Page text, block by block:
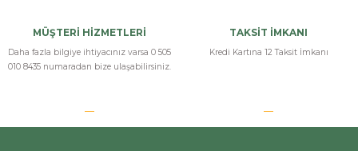
MÜŞTERİ HİZMETLERİ
Daha fazla bilgiye ihtiyacınız varsa 0 505
010 8435 numaradan bize ulaşabilirsiniz.
TAKSİT İMKANI
Kredi Kartına 12 Taksit İmkanı